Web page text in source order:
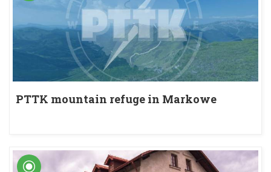
PTTK mountain refuge in Markowe